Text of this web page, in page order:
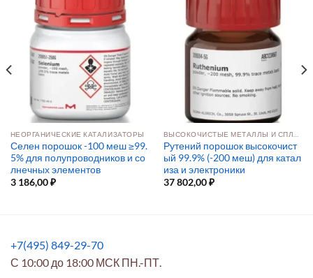
НЕОРГАНИЧЕСКИЕ КАТАЛИЗАТОРЫ
Селен порошок -100 меш ≥99.
5% для полупроводников и со
лнечных элементов
3 186,00₽
Рутений порошок высокочист
ый 99.9% (-200 меш) для катал
иза и электроники
37 802,00₽
+7(495) 849-29-70
С 10:00 до 18:00 МСК ПН.-ПТ.